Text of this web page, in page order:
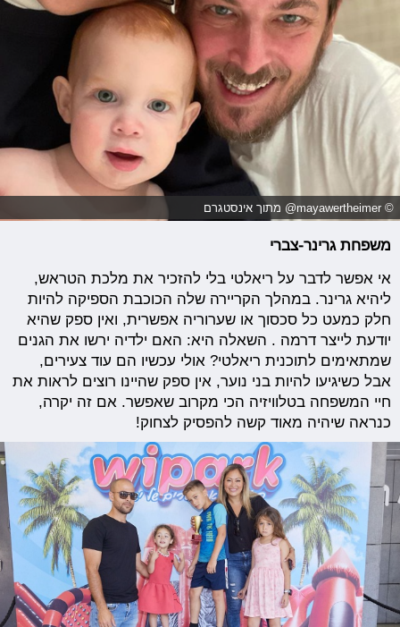
© mayawertheimer@ מתוך אינסטגרם
משפחת גרינר-צברי
אי אפשר לדבר על ריאלטי בלי להזכיר את מלכת הטראש,
ליהיא גרינר. במהלך הקריירה שלה הכוכבת הספיקה להיות
חלק כמעט כל סכסוך או שערוריה אפשרית, ואין ספק שהיא
יודעת לייצר דרמה . השאלה היא: האם ילדיה ירשו את הגנים
שמתאימים לתוכנית ריאלטי? אולי עכשיו הם עוד צעירים,
אבל כשיגיעו להיות בני נוער, אין ספק שהיינו רוצים לראות את
חיי המשפחה בטלוויזיה הכי מקרוב שאפשר. אם זה יקרה,
כנראה שיהיה מאוד קשה להפסיק לצחוק!